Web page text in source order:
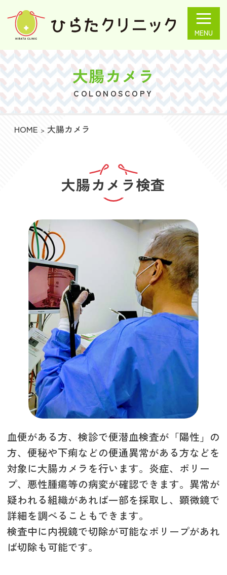
ひらたクリニック
大腸カメラ
COLONOSCOPY
HOME 大腸カメラ
大腸カメラ検査
血便がある方、検診で便潜血検査が「陽性」の
方、便秘や下痢などの便通異常がある方などを
対象に大腸カメラを行います。炎症、ポリー
プ、悪性腫瘍等の病変が確認できます。異常が
疑われる組織があれば一部を採取し、顕微鏡で
詳細を調べることもできます。
検査中に内視鏡で切除が可能なポリープがあれ
ば切除も可能です。